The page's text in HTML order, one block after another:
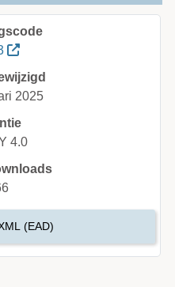
2025
4.0
(EAD)